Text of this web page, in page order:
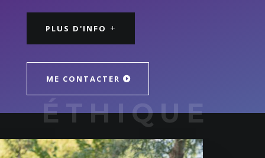
PLUS D'INFO
ME CONTACTER
ÉTHIQUE